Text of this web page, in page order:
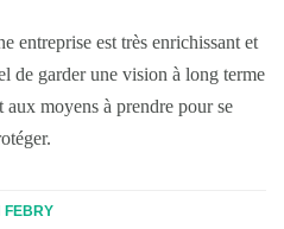
entreprise est très enrichissant et
de garder une vision à long terme
aux moyens à prendre pour se
FEBRY